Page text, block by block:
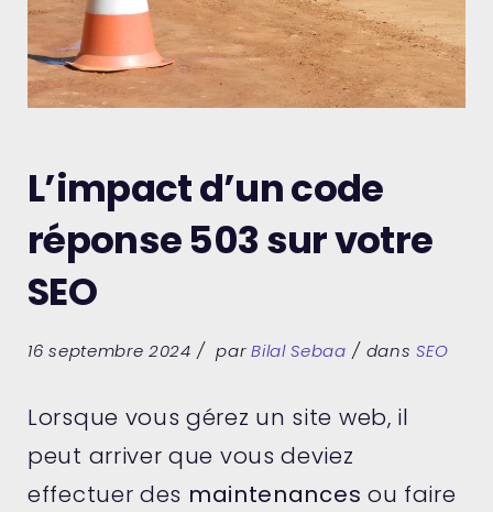
L’impact d’un code
réponse 503 sur votre
SEO
16 septembre 2024 parBilal Sebaa dansSEO
Lorsque vous gérez un site web, il
peut arriver que vous deviez
effectuer des maintenances ou faire